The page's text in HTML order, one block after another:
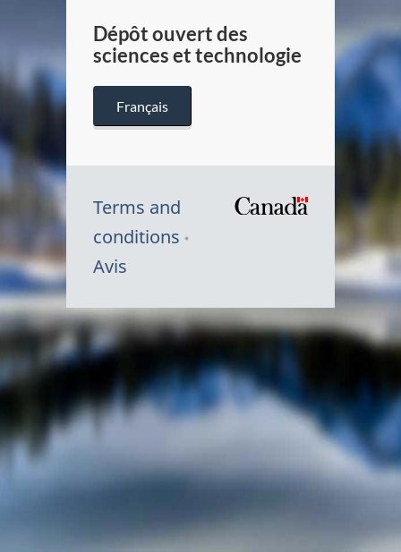
Dépôt ouvert des
sciences et technologie
Français
Terms and
conditions
Avis
Symbole
du
Canada